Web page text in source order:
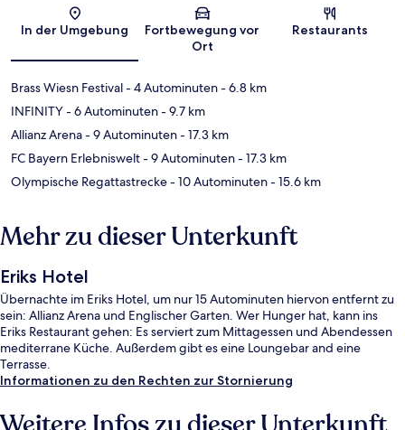
Karte
In der Umgebung
Fortbewegung vor
Ort
Restaurants
Brass Wiesn Festival- 4 Autominuten- 6.8 km
INFINITY- 6 Autominuten- 9.7 km
Allianz Arena- 9 Autominuten- 17.3 km
FC Bayern Erlebniswelt- 9 Autominuten- 17.3 km
Olympische Regattastrecke- 10 Autominuten- 15.6 km
Mehr zu dieser Unterkunft
Eriks Hotel
Übernachte im Eriks Hotel, um nur 15 Autominuten hiervon entfernt zu
sein: Allianz Arena und Englischer Garten. Wer Hunger hat, kann ins
Eriks Restaurant gehen: Es serviert zum Mittagessen und Abendessen
mediterrane Küche. Außerdem gibt es eine Loungebar and eine
Terrasse.
Informationen zu den Rechten zur Stornierung